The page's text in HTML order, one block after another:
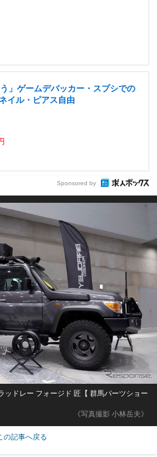
」ゲームデバッカー・スプシでの
イル・ピアス自由
Sponsored by
《写真撮影 小林岳夫》
ッドレー フォージド 匠【 群馬パーツショー
の記事へ戻る